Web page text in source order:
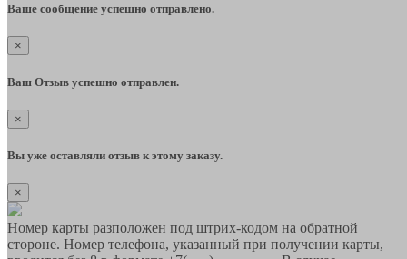
Ваше сообщение успешно отправлено.
×
Ваш Отзыв успешно отправлен.
×
Вы уже оставляли отзыв к этому заказу.
×
Номер карты разположен под штрих-кодом на обратной
стороне. Номер телефона, указанный при получении карты,